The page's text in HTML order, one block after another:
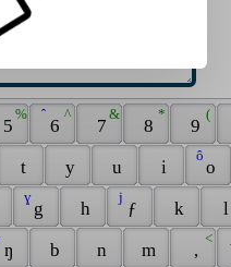
5
%
6
^
̂
7
&
8
*
9
(
t y u i o
ô
g
ɣ
h ƒ
j
k
ŋ b n m ,
<